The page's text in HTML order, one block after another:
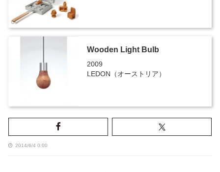
Wooden Light Bulb
2009
LEDON（オーストリア）
2014/6/4 0:00